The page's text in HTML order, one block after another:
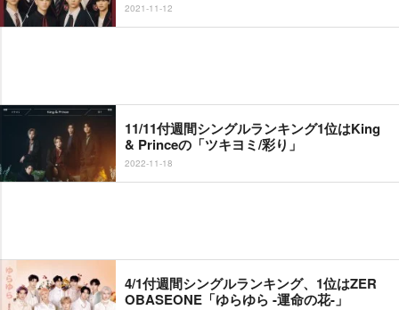
2021-11-12
11/11付週間シングルランキング1位はKing
& Princeの「ツキヨミ/彩り」
2022-11-18
4/1付週間シングルランキング、1位はZER
OBASEONE「ゆらゆら -運命の花-」